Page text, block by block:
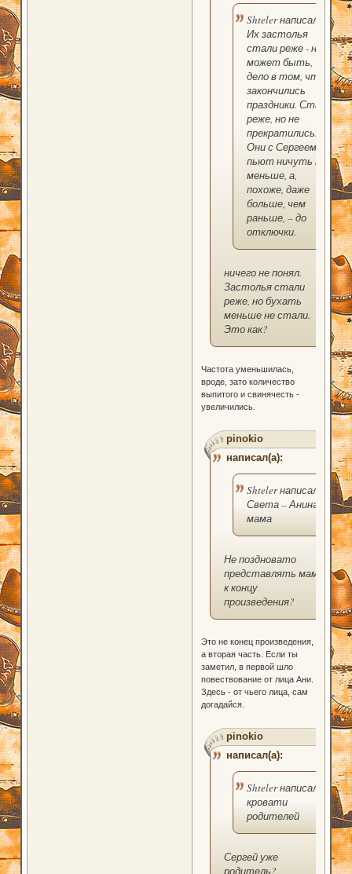
Shteler написал(а):
Их застолья
стали реже - но,
может быть,
дело в том, что
закончились
праздники. Стали
реже, но не
прекратились.
Они с Сергеем
пьют ничуть не
меньше, а,
похоже, даже
больше, чем
раньше, – до
отключки.
ничего не понял.
Застолья стали
реже, но бухать
меньше не стали.
Это как?
Частота уменьшилась,
вроде, зато количество
выпитого и свинячесть -
увеличились.
pinokio
написал(а):
Shteler написал(а):
Света – Анина
мама
Не поздновато
представлять маму
к концу
произведения?
Это не конец произведения,
а вторая часть. Если ты
заметил, в первой шло
повествование от лица Ани.
Здесь - от чьего лица, сам
догадайся.
pinokio
написал(а):
Shteler написал(а):
кровати
родителей
Сергей уже
родитель?